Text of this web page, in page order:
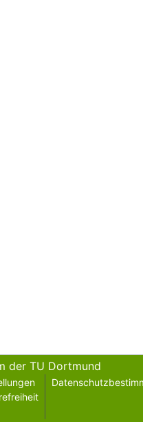
der TU Dortmund